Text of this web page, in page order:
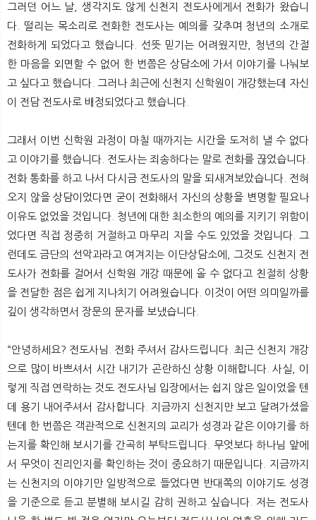
그러던 어느 날, 생각지도 않게 신천지 전도사에게서 전화가 왔습니
다. 떨리는 목소리로 전화한 전도사는 예의를 갖추며 청년의 소개로
전화하게 되었다고 했습니다. 선뜻 믿기는 어려웠지만, 청년의 간절
한 마음을 외면할 수 없어 한 번쯤은 상담소에 가서 이야기를 나눠보
고 싶다고 했습니다. 그러나 최근에 신천지 신학원이 개강했는데 자신
이 전담 전도사로 배정되었다고 했습니다.
그래서 이번 신학원 과정이 마칠 때까지는 시간을 도저히 낼 수 없다
고 이야기를 했습니다. 전도사는 죄송하다는 말로 전화를 끊었습니다.
전화 통화를 하고 나서 다시금 전도사의 말을 되새겨보았습니다. 전혀
오지 않을 상담이었다면 굳이 전화해서 자신의 상황을 변명할 필요나
이유도 없었을 것입니다. 청년에 대한 최소한의 예의를 지키기 위함이
었다면 직접 정중히 거절하고 마무리 지을 수도 있었을 것입니다. 그
런데도 금단의 선악과라고 여겨지는 이단상담소에, 그것도 신천지 전
도사가 전화를 걸어서 신학원 개강 때문에 올 수 없다고 친절히 상황
을 전달한 점은 쉽게 지나치기 어려웠습니다. 이것이 어떤 의미일까를
깊이 생각하면서 장문의 문자를 보냈습니다.
“안녕하세요? 전도사님. 전화 주셔서 감사드립니다. 최근 신천지 개강
으로 많이 바쁘셔서 시간 내기가 곤란하신 상황 이해합니다. 사실, 이
렇게 직접 연락하는 것도 전도사님 입장에서는 쉽지 않은 일이었을 텐
데 용기 내어주셔서 감사합니다. 지금까지 신천지만 보고 달려가셨을
텐데 한 번쯤은 객관적으로 신천지의 교리가 성경과 같은 이야기를 하
는지를 확인해 보시기를 간곡히 부탁드립니다. 무엇보다 하나님 앞에
서 무엇이 진리인지를 확인하는 것이 중요하기 때문입니다. 지금까지
는 신천지의 이야기만 일방적으로 들었다면 반대쪽의 이야기도 성경
을 기준으로 듣고 분별해 보시길 감히 권하고 싶습니다. 저는 전도사